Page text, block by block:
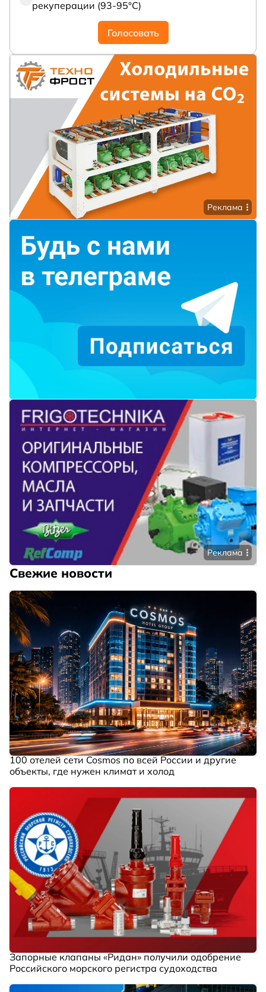
рекуперации (93-95°С)
Голосовать
Реклама
Реклама
Свежие новости
100 отелей сети Cosmos по всей России и другие
объекты, где нужен климат и холод
Запорные клапаны «Ридан» получили одобрение
Российского морского регистра судоходства